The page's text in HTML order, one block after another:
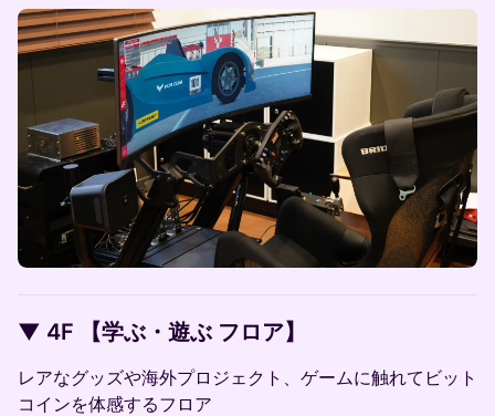
▼ 4F 【学ぶ・遊ぶ フロア】
レアなグッズや海外プロジェクト、ゲームに触れてビット
コインを体感するフロア